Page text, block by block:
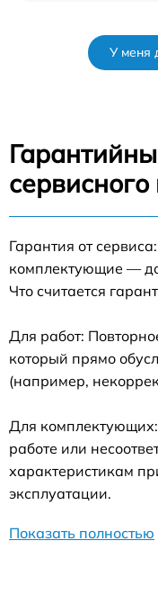
У меня
Гарантия от
комплектующие —
Что считается
Для работ:
который прямо
(например,
Для
работе или
характеристикам
эксплуатации.
Показать полностью